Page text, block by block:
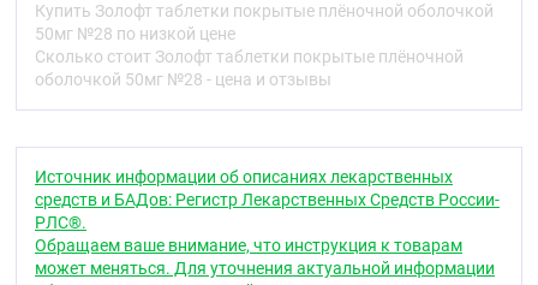
Фармакодинамика
Сертралин — антидепрессант, мощный
селективный ингибитор обратного захвата
серотонина (5-НТ) (СИОЗС). Оказывает очень
терапевтических дозах сертралин блокирует
обратный захват серотонина в тромбоцитах
человека. В контролируемых клинических
исследованиях не было отмечено
стимулирующего, седативного или
Купить Золофт таблетки покрытые плёночной оболочкой
50мг №28 по низкой цене
Сколько стоит Золофт таблетки покрытые плёночной
оболочкой 50мг №28 - цена и отзывы
Источник информации об описаниях лекарственных
средств и БАДов: Регистр Лекарственных Средств России-
РЛС®.
Обращаем ваше внимание, что инструкция к товарам
может меняться. Для уточнения актуальной информации